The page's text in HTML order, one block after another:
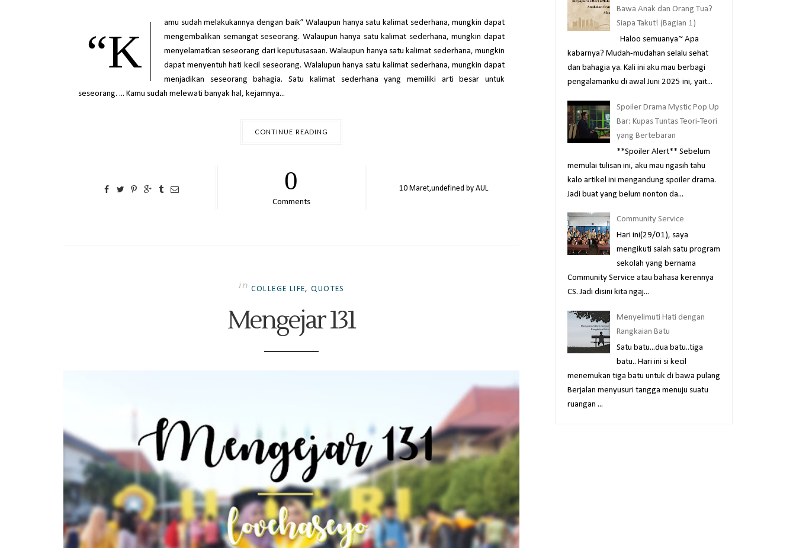
“K
amu sudah melakukannya dengan baik” Walaupun hanya satu kalimat sederhana, mungkin dapat
mengembalikan semangat seseorang. Walaupun hanya satu kalimat sederhana, mungkin dapat
menyelamatkan seseorang dari keputusasaan. Walaupun hanya satu kalimat sederhana, mungkin
dapat menyentuh hati kecil seseorang. Walalupun hanya satu kalimat sederhana, mungkin dapat
menjadikan seseorang bahagia. Satu kalimat sederhana yang memiliki arti besar untuk
seseorang. ... Kamu sudah melewati banyak hal, kejamnya...
CONTINUE READING
0
Comments
10 Maret,undefined by AUL
in COLLEGE LIFE,QUOTES
Mengejar 131
Bawa Anak dan Orang Tua?
Siapa Takut! (Bagian 1)
Haloo semuanya~ Apa
kabarnya? Mudah-mudahan selalu sehat
dan bahagia ya. Kali ini aku mau berbagi
pengalamanku di awal Juni 2025 ini, yait...
Spoiler Drama Mystic Pop Up
Bar: Kupas Tuntas Teori-Teori
yang Bertebaran
**Spoiler Alert** Sebelum
memulai tulisan ini, aku mau ngasih tahu
kalo artikel ini mengandung spoiler drama.
Jadi buat yang belum nonton da...
Community Service
Hari ini(29/01), saya
mengikuti salah satu program
sekolah yang bernama
Community Service atau bahasa kerennya
CS. Jadi disini kita ngaj...
Menyelimuti Hati dengan
Rangkaian Batu
Satu batu...dua batu..tiga
batu.. Hari ini si kecil
menemukan tiga batu untuk di bawa pulang
Berjalan menyusuri tangga menuju suatu
ruangan ...